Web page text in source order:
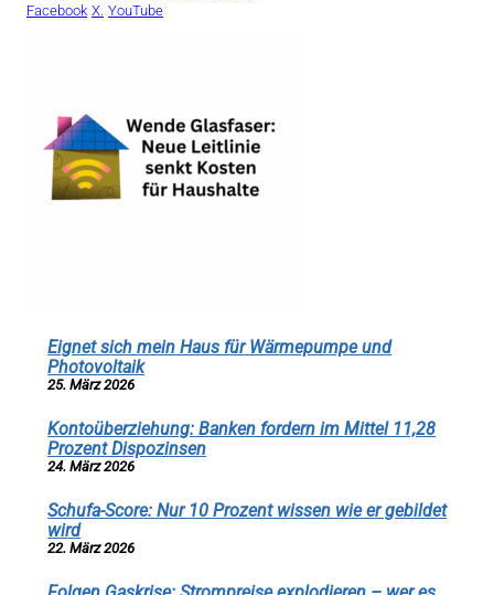
Facebook X. YouTube
Eignet sich mein Haus für Wärmepumpe und
Photovoltaik
25. März 2026
Kontoüberziehung: Banken fordern im Mittel 11,28
Prozent Dispozinsen
24. März 2026
Schufa-Score: Nur 10 Prozent wissen wie er gebildet
wird
22. März 2026